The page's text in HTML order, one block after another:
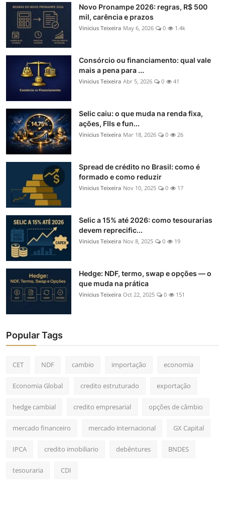
Novo Pronampe 2026: regras, R$ 500
mil, carência e prazos
Vinicius Teixeira May 6, 2026 0 1.4k
Consórcio ou financiamento: qual vale
mais a pena para ...
Vinicius Teixeira Abr 5, 2026 0 41
Selic caiu: o que muda na renda fixa,
ações, FIIs e fun...
Vinicius Teixeira Mar 18, 2026 0 26
Spread de crédito no Brasil: como é
formado e como reduzir
Vinicius Teixeira Nov 10, 2025 0 17
Selic a 15% até 2026: como tesourarias
devem reprecific...
Vinicius Teixeira Nov 8, 2025 0 19
Hedge: NDF, termo, swap e opções — o
que muda na prática
Vinicius Teixeira Oct 22, 2025 0 151
Popular Tags
CET NDF cambio importação economia
Economia Global credito estruturado exportação
hedge cambial credito empresarial opções de câmbio
mercado financeiro mercado internacional GX Capital
IPCA credito imobiliario debêntures BNDES
tesouraria CDI